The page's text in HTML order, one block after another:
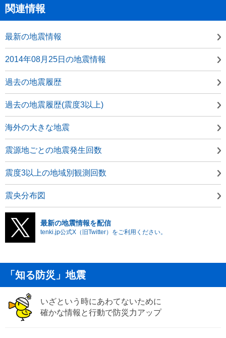
関連情報
最新の地震情報
2014年08月25日の地震情報
過去の地震履歴
過去の地震履歴(震度3以上)
海外の大きな地震
震源地ごとの地震発生回数
震度3以上の地域別観測回数
震央分布図
最新の地震情報を配信
tenki.jp公式X（旧Twitter）をご利用ください。
「知る防災」地震
いざという時にあわてないために
確かな情報と行動で防災力アップ